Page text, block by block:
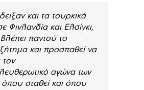
και τα τουρκικά
Φινλανδία και Ελσίνκι,
παντού το
και προσπαθεί να
τον
αγώνα των
σταθεί και όπου